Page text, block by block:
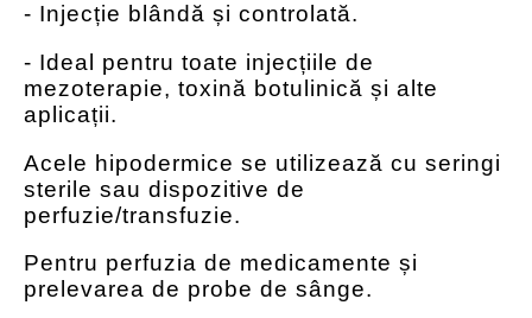
- Injecție blândă și controlată.
- Ideal pentru toate injecțiile de
mezoterapie, toxină botulinică și alte
aplicații.
Acele hipodermice se utilizează cu seringi
sterile sau dispozitive de
perfuzie/transfuzie.
Pentru perfuzia de medicamente și
prelevarea de probe de sânge.